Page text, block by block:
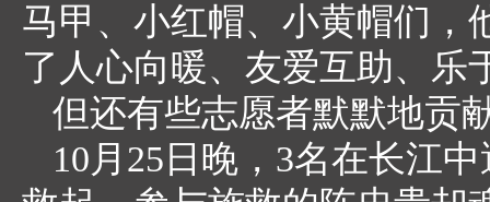
马甲、小红帽、小黄帽们，
了人心向暖、友爱互助、乐
但还有些志愿者默默地贡
10月25日晚，3名在长江